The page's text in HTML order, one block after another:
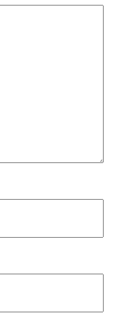
нагрузки